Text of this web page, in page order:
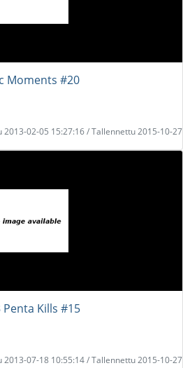
Moments #20
2013-02-05 15:27:16 / Tallennettu 2015-10-27
Penta Kills #15
2013-07-18 10:55:14 / Tallennettu 2015-10-27